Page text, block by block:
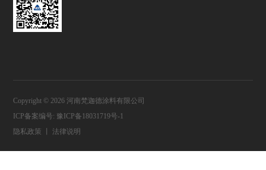
Copyright © 2026 河南梵迦德涂料有限公司
ICP备案编号: 豫ICP备18031719号-1
隐私政策
法律说明